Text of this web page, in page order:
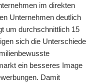
im direkten
Unternehmen deutlich
um durchschnittlich 15
sich die Unterschiede
ein besseres Image
Damit